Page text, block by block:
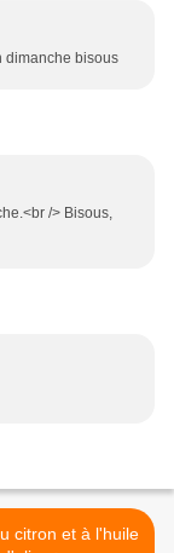
dimanche bisous
/> Bisous,
citron et à l'huile